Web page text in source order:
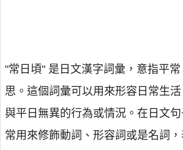
"常日頃" 是日文漢字詞彙，意指平
思。這個詞彙可以用來形容日常生
與平日無異的行為或情況。在日文
常用來修飾動詞、形容詞或是名詞